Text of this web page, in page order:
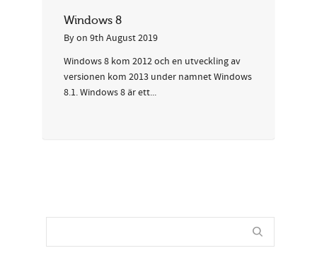
Windows 8
Byon 9th August 2019
Windows 8 kom 2012 och en utveckling av
versionen kom 2013 under namnet Windows
8.1. Windows 8 är ett...